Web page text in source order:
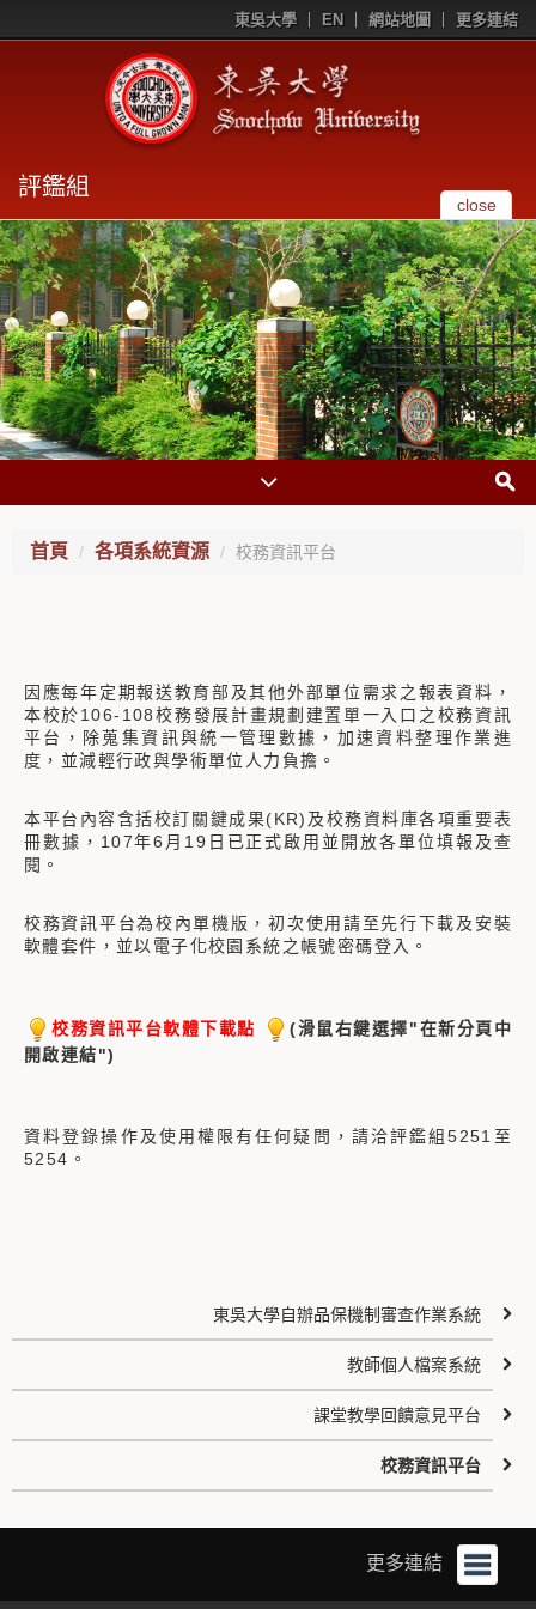
東吳大學 EN 網站地圖 更多連結
評鑑組
close
首頁 各項系統資源 校務資訊平台
因應每年定期報送教育部及其他外部單位需求之報表資料，
本校於106-108校務發展計畫規劃建置單一入口之校務資訊
平台，除蒐集資訊與統一管理數據，加速資料整理作業進
度，並減輕行政與學術單位人力負擔。
本平台內容含括校訂關鍵成果(KR)及校務資料庫各項重要表
冊數據，107年6月19日已正式啟用並開放各單位填報及查
閱。
校務資訊平台為校內單機版，初次使用請至先行下載及安裝
軟體套件，並以電子化校園系統之帳號密碼登入。
校務資訊平台軟體下載點
(滑鼠右鍵選擇"在新分頁中
開啟連結")
資料登錄操作及使用權限有任何疑問，請洽評鑑組5251至
5254。
東吳大學自辦品保機制審查作業系統
教師個人檔案系統
課堂教學回饋意見平台
校務資訊平台
更多連結